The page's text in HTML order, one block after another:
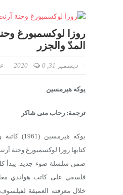
روزا لوكسمبورغ
المدّ والجزر
- ديسمبر 31, 2020 0
يوكه هيرمسين
ترجمة: رحاب منى شاكر
يوكه
ضمن سلسلة ضوء جديد. يبدأ
فلسفي على كاتب هولندي
خلال معرفته العميقة